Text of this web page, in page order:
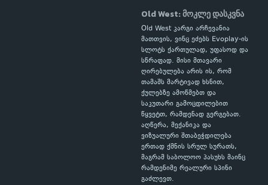
Old West: მოკლე დასკვნა
Old West კარგი არჩევანია
მათთვის, ვინც ეძებს Evoplay-ის
სლოტს ქართულად, უფასოდ და
სწრაფად. მისი მთავარი
ღირებულება არის ის, რომ
თამაშს მარტივად ხსნით,
ქულებზე ამოწმებთ და
საკუთარი გამოცდილებით
წყვეტთ, რამდენად გერგებათ.
აღწერა, მექანიკა და
ვიზუალური შთაბეჭდილება
ერთად ქმნის სრულ სურათს,
მაგრამ საბოლოო პასუხს მაინც
რამდენიმე რეალური სპინი
გაძლევთ.